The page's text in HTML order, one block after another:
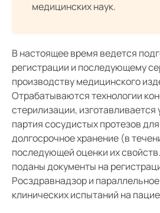
медицинских наук.
В настоящее время ведется
регистрации и последующему
производству медицинского
Отрабатываются технологии
стерилизации, изготавливается
партия сосудистых протезов
долгосрочное хранение (в
последующей оценки их
поданы документы на
Росздравнадзор и
клинических испытаний на